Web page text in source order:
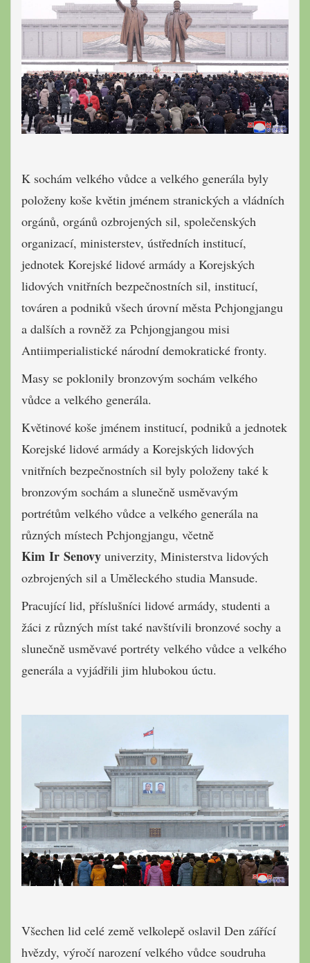
K sochám velkého vůdce a velkého generála byly
položeny koše květin jménem stranických a vládních
orgánů, orgánů ozbrojených sil, společenských
organizací, ministerstev, ústředních institucí,
jednotek Korejské lidové armády a Korejských
lidových vnitřních bezpečnostních sil, institucí,
továren a podniků všech úrovní města Pchjongjangu
a dalších a rovněž za Pchjongjangou misi
Antiimperialistické národní demokratické fronty.
Masy se poklonily bronzovým sochám velkého
vůdce a velkého generála.
Květinové koše jménem institucí, podniků a jednotek
Korejské lidové armády a Korejských lidových
vnitřních bezpečnostních sil byly položeny také k
bronzovým sochám a slunečně usměvavým
portrétům velkého vůdce a velkého generála na
různých místech Pchjongjangu, včetně
Kim Ir Senovy univerzity, Ministerstva lidových
ozbrojených sil a Uměleckého studia Mansude.
Pracující lid, příslušníci lidové armády, studenti a
žáci z různých míst také navštívili bronzové sochy a
slunečně usměvavé portréty velkého vůdce a velkého
generála a vyjádřili jim hlubokou úctu.
Všechen lid celé země velkolepě oslavil Den zářící
hvězdy, výročí narození velkého vůdce soudruha